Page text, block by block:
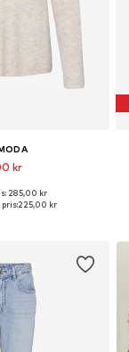
kr
+9
XS, S, M, L, XL
285,00 kr
225,00 kr